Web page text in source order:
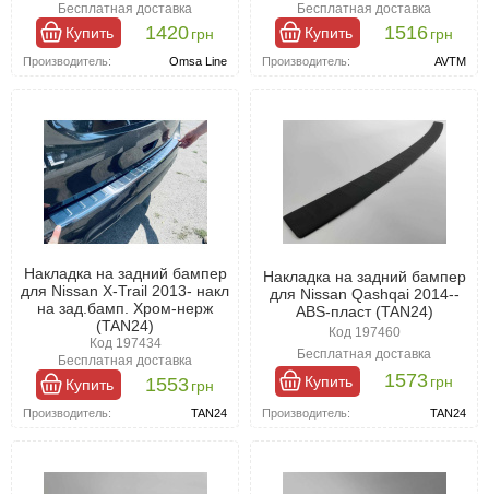
Бесплатная доставка
Купить 1420грн
Производитель: Omsa Line
Бесплатная доставка
Купить 1516грн
Производитель: AVTM
Накладка на задний бампер
для Nissan X-Trail 2013- накл
на зад.бамп. Хром-нерж
(TAN24)
Код 197434
Бесплатная доставка
Купить 1553грн
Производитель: TAN24
Накладка на задний бампер
для Nissan Qashqai 2014--
ABS-пласт (TAN24)
Код 197460
Бесплатная доставка
Купить 1573грн
Производитель: TAN24